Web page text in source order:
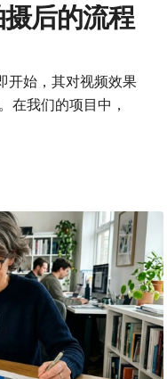
后的流程
开始，其对视频效果
在我们的项目中，